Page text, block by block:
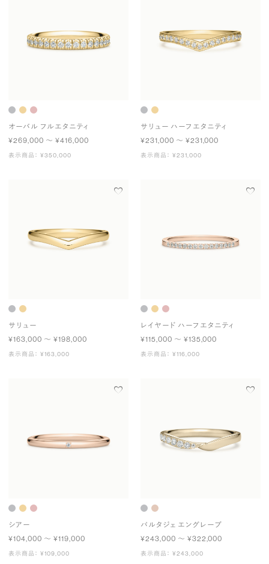
オーバル フルエタニティ
¥269,000 〜 ¥416,000
表示商品： ¥350,000
サリュー ハーフエタニティ
¥231,000 〜 ¥231,000
表示商品： ¥231,000
サリュー
¥163,000 〜 ¥198,000
表示商品： ¥163,000
レイヤード ハーフエタニティ
¥115,000 〜 ¥135,000
表示商品： ¥116,000
シアー
¥104,000 〜 ¥119,000
表示商品： ¥109,000
パルタジェ エングレーブ
¥243,000 〜 ¥322,000
表示商品： ¥243,000